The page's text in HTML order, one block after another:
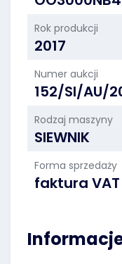
Rok produkcji
2017
Numer aukcji
152/SI/AU/
Rodzaj maszyny
SIEWNIK
Forma sprzedaży
faktura VAT